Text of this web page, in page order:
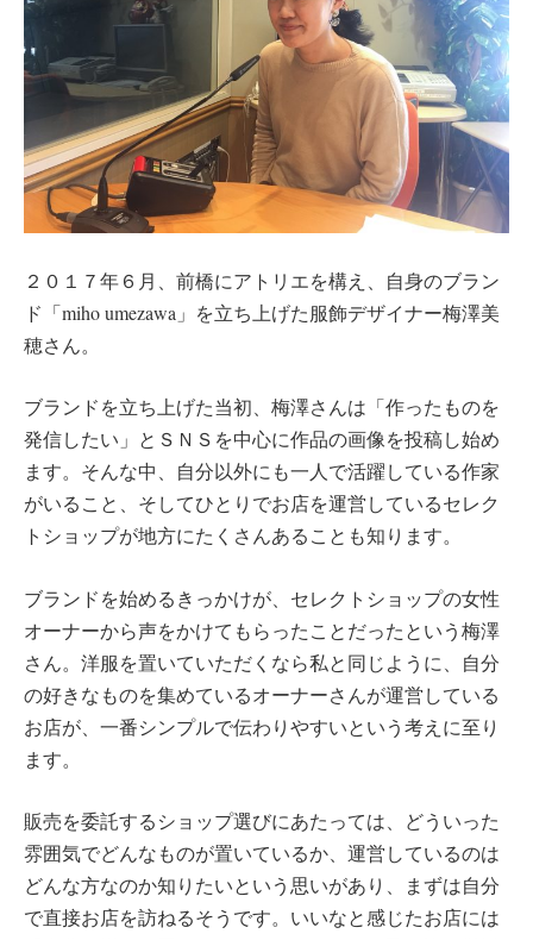
２０１７年６月、前橋にアトリエを構え、自身のブラン
ド「miho umezawa」を立ち上げた服飾デザイナー梅澤美
穂さん。
ブランドを立ち上げた当初、梅澤さんは「作ったものを
発信したい」とＳＮＳを中心に作品の画像を投稿し始め
ます。そんな中、自分以外にも一人で活躍している作家
がいること、そしてひとりでお店を運営しているセレク
トショップが地方にたくさんあることも知ります。
ブランドを始めるきっかけが、セレクトショップの女性
オーナーから声をかけてもらったことだったという梅澤
さん。洋服を置いていただくなら私と同じように、自分
の好きなものを集めているオーナーさんが運営している
お店が、一番シンプルで伝わりやすいという考えに至り
ます。
販売を委託するショップ選びにあたっては、どういった
雰囲気でどんなものが置いているか、運営しているのは
どんな方なのか知りたいという思いがあり、まずは自分
で直接お店を訪ねるそうです。いいなと感じたお店には